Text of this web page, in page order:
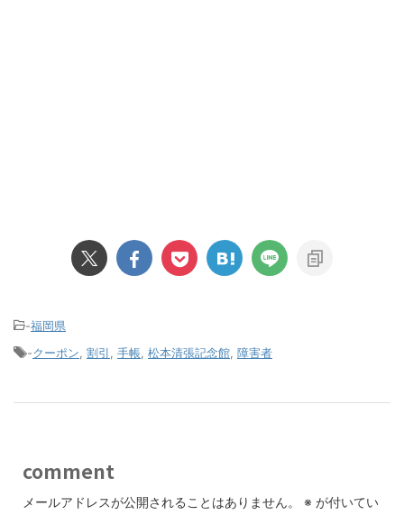
-福岡県
-クーポン 割引 手帳 松本清張記念館 障害者
comment
メールアドレスが公開されることはありません。 ※ が付いてい